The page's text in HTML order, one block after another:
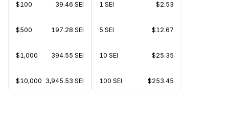
$100 39.46 SEI
$500 197.28 SEI
$1,000 394.55 SEI
$10,000 3,945.53 SEI
1 SEI $2.53
5 SEI $12.67
10 SEI $25.35
100 SEI $253.45